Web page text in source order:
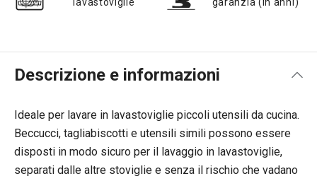
Descrizione e informazioni
Ideale per lavare in lavastoviglie piccoli utensili da cucina.
Beccucci, tagliabiscotti e utensili simili possono essere
disposti in modo sicuro per il lavaggio in lavastoviglie,
separati dalle altre stoviglie e senza il rischio che vadano